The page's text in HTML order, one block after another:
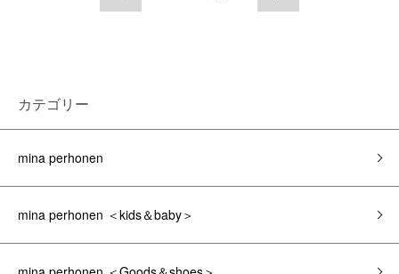
カテゴリー
mina perhonen
mina perhonen ＜kids＆baby＞